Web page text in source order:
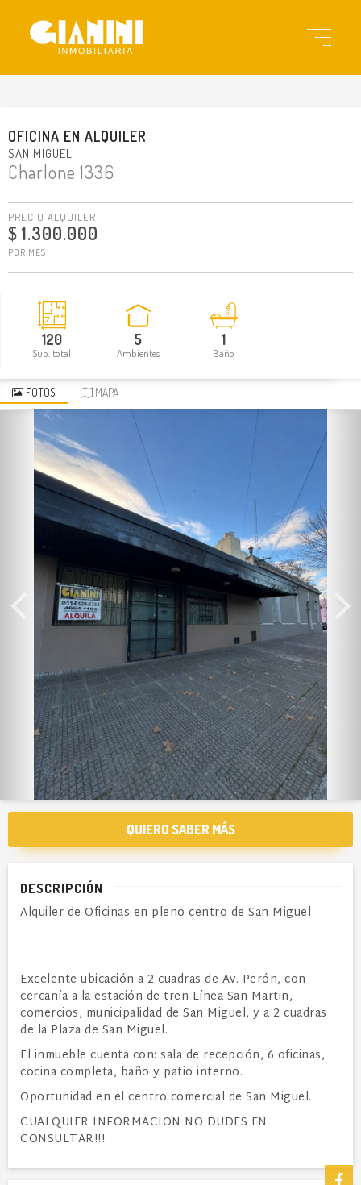
OFICINA EN ALQUILER
SAN MIGUEL
Charlone 1336
PRECIO ALQUILER
$ 1.300.000
POR MES
120
Sup. total
5
Ambientes
1
Baño
FOTOS MAPA
QUIERO SABER MÁS
DESCRIPCIÓN
Alquiler de Oficinas en pleno centro de San Miguel
Excelente ubicación a 2 cuadras de Av. Perón, con
cercanía a la estación de tren Línea San Martin,
comercios, municipalidad de San Miguel, y a 2 cuadras
de la Plaza de San Miguel.
El inmueble cuenta con: sala de recepción, 6 oficinas,
cocina completa, baño y patio interno.
Oportunidad en el centro comercial de San Miguel.
CUALQUIER INFORMACION NO DUDES EN
CONSULTAR!!!